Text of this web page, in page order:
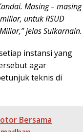
Masing – masing
untuk RSUD
jelas Sulkarnain.
instansi yang
agar
teknis di
Bersama